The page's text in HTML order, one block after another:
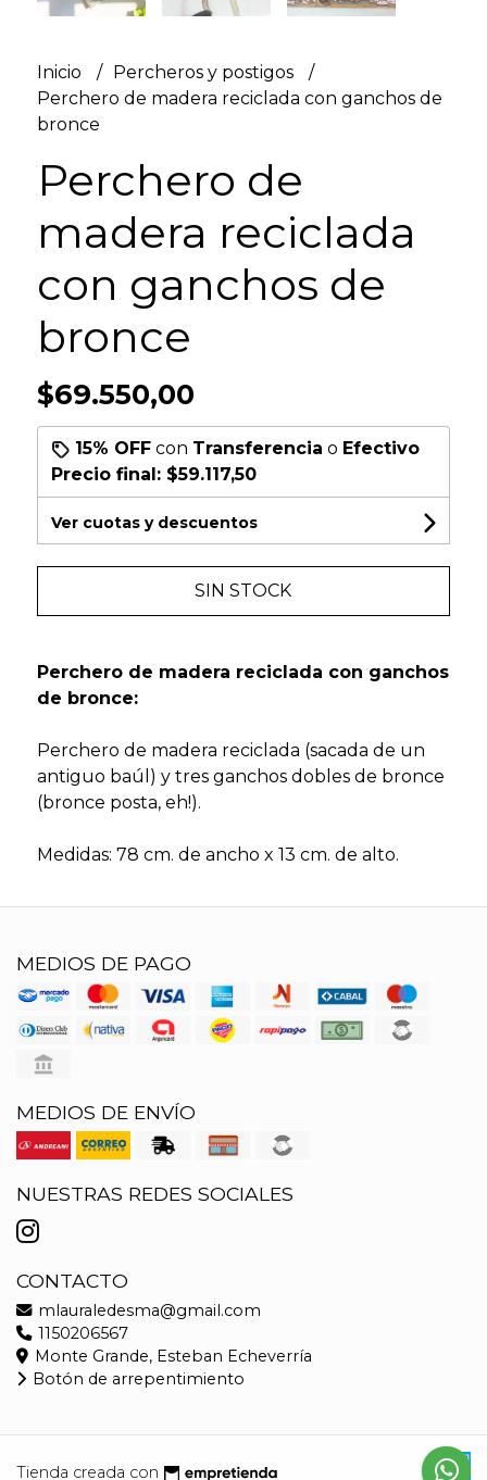
Inicio
Percheros y postigos
Perchero de madera reciclada con ganchos de
bronce
Perchero de
madera reciclada
con ganchos de
bronce
$69.550,00
15% OFFcon Transferencia o Efectivo
Precio final: $59.117,50
Ver cuotas y descuentos
SIN STOCK
Perchero de madera reciclada con ganchos
de bronce:
Perchero de madera reciclada (sacada de un
antiguo baúl) y tres ganchos dobles de bronce
(bronce posta, eh!).
Medidas: 78 cm. de ancho x 13 cm. de alto.
MEDIOS DE PAGO
MEDIOS DE ENVÍO
NUESTRAS REDES SOCIALES
CONTACTO
mlauraledesma@gmail.com
1150206567
Monte Grande, Esteban Echeverría
Botón de arrepentimiento
Tienda creada con